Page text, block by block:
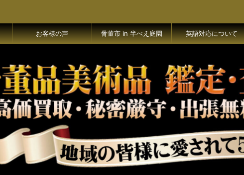
お客様の声 骨董市 in 半べえ庭園 英語対応について